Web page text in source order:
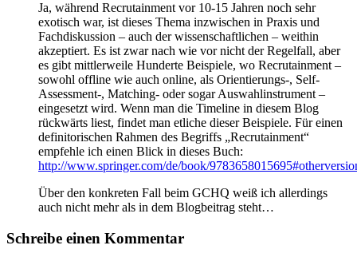
Ja, während Recrutainment vor 10-15 Jahren noch sehr
exotisch war, ist dieses Thema inzwischen in Praxis und
Fachdiskussion – auch der wissenschaftlichen – weithin
akzeptiert. Es ist zwar nach wie vor nicht der Regelfall, aber
es gibt mittlerweile Hunderte Beispiele, wo Recrutainment –
sowohl offline wie auch online, als Orientierungs-, Self-
Assessment-, Matching- oder sogar Auswahlinstrument –
eingesetzt wird. Wenn man die Timeline in diesem Blog
rückwärts liest, findet man etliche dieser Beispiele. Für einen
definitorischen Rahmen des Begriffs „Recrutainment“
empfehle ich einen Blick in dieses Buch:
http://www.springer.com/de/book/
Über den konkreten Fall beim GCHQ weiß ich allerdings
auch nicht mehr als in dem Blogbeitrag steht…
Schreibe einen Kommentar